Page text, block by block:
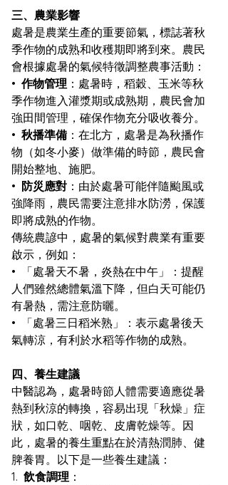
三、農業影響
處暑是農業生產的重要節氣，標誌著秋
季作物的成熟和收穫期即將到來。農民
會根據處暑的氣候特徵調整農事活動：
• 作物管理 ：處暑時，稻穀、玉米等秋
季作物進入灌漿期或成熟期，農民會加
強田間管理，確保作物充分吸收養分。
• 秋播準備 ：在北方，處暑是為秋播作
物（如冬小麥）做準備的時節，農民會
開始整地、施肥。
• 防災應對 ：由於處暑可能伴隨颱風或
強降雨，農民需要注意排水防澇，保護
即將成熟的作物。
傳統農諺中，處暑的氣候對農業有重要
啟示，例如：
•  「處暑天不暑，炎熱在中午」：提醒
人們雖然總體氣溫下降，但白天可能仍
有暑熱，需注意防曬。
•  「處暑三日稻米熟」：表示處暑後天
氣轉涼，有利於水稻等作物的成熟。
四、養生建議
中醫認為，處暑時節人體需要適應從暑
熱到秋涼的轉換，容易出現「秋燥」症
狀，如口乾、咽乾、皮膚乾燥等。因
此，處暑的養生重點在於清熱潤肺、健
脾養胃。以下是一些養生建議：
1. 飲食調理 ：